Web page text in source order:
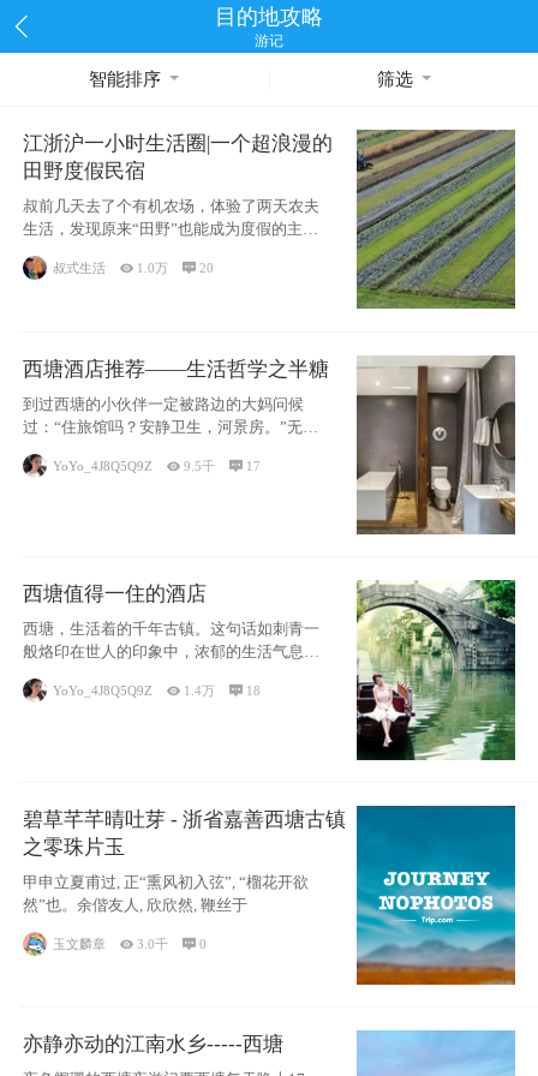
目的地攻略
游记
智能排序 筛选
江浙沪一小时生活圈|一个超浪漫的
田野度假民宿
叔前几天去了个有机农场，体验了两天农夫
生活，发现原来“田野”也能成为度假的主旋
律。江
叔式生活  1.0万 20
西塘酒店推荐——生活哲学之半糖
到过西塘的小伙伴一定被路边的大妈问候
过：“住旅馆吗？安静卫生，河景房。”无意
YoYo_4J8Q5Q9Z 9.5千  17
西塘值得一住的酒店
西塘，生活着的千年古镇。这句话如刺青一
般烙印在世人的印象中，浓郁的生活气息，
小桥流水
YoYo_4J8Q5Q9Z  1.4万  18
碧草芊芊晴吐芽 - 浙省嘉善西塘古镇
之零珠片玉
甲申立夏甫过, 正“熏风初入弦”, “榴花开欲
然”也。余偕友人, 欣欣然, 鞭丝于
玉文麟章  3.0千 0
亦静亦动的江南水乡-----西塘